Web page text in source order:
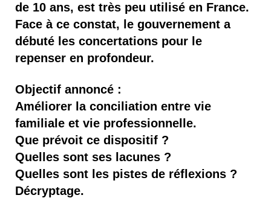
de 10 ans, est très peu utilisé en France.
Face à ce constat, le gouvernement a
débuté les concertations pour le
repenser en profondeur.
Objectif annoncé :
Améliorer la conciliation entre vie
familiale et vie professionnelle.
Que prévoit ce dispositif ?
Quelles sont ses lacunes ?
Quelles sont les pistes de réflexions ?
Décryptage.